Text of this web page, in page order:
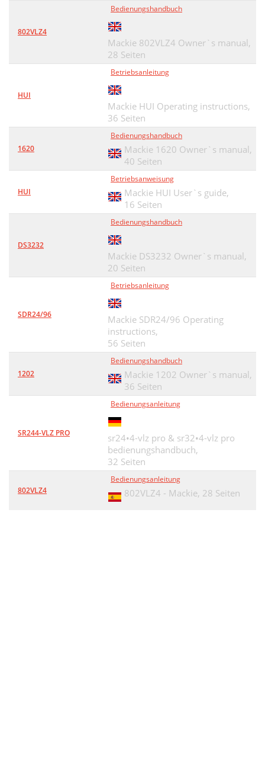
802VLZ4
Bedienungshandbuch
Mackie 802VLZ4 Owner`s manual,
28 Seiten
HUI
Betriebsanleitung
Mackie HUI Operating instructions,
36 Seiten
1620
Bedienungshandbuch
Mackie 1620 Owner`s manual,
40 Seiten
HUI
Betriebsanweisung
Mackie HUI User`s guide,
16 Seiten
DS3232
Bedienungshandbuch
Mackie DS3232 Owner`s manual,
20 Seiten
SDR24/96
Betriebsanleitung
Mackie SDR24/96 Operating
instructions,
56 Seiten
1202
Bedienungshandbuch
Mackie 1202 Owner`s manual,
36 Seiten
SR244-VLZ PRO
Bedienungsanleitung
sr24•4-vlz pro & sr32•4-vlz pro
bedienungshandbuch,
32 Seiten
802VLZ4
Bedienungsanleitung
802VLZ4 - Mackie, 28 Seiten